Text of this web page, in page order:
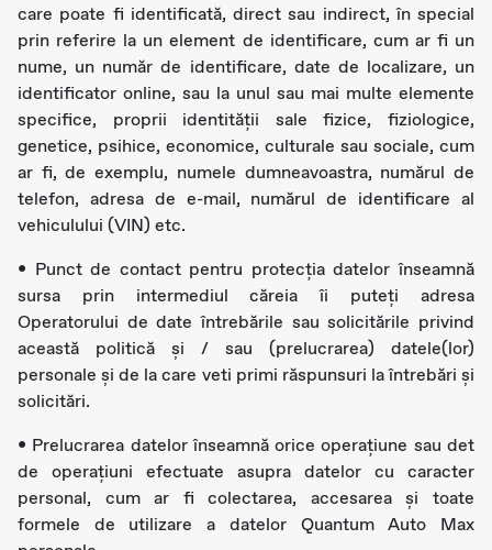
care poate fi identificată, direct sau indirect, în special
prin referire la un element de identificare, cum ar fi un
nume, un număr de identificare, date de localizare, un
identificator online, sau la unul sau mai multe elemente
specifice, proprii identităţii sale fizice, fiziologice,
genetice, psihice, economice, culturale sau sociale, cum
ar fi, de exemplu, numele dumneavoastra, numărul de
telefon, adresa de e-mail, numărul de identificare al
vehiculului (VIN) etc.
• Punct de contact pentru protecția datelor înseamnă
sursa prin intermediul căreia îi puteți adresa
Operatorului de date întrebările sau solicitările privind
această politică și / sau (prelucrarea) datele(lor)
personale și de la care veti primi răspunsuri la întrebări și
solicitări.
• Prelucrarea datelor înseamnă orice operațiune sau det
de operațiuni efectuate asupra datelor cu caracter
personal, cum ar fi colectarea, accesarea și toate
formele de utilizare a datelor Quantum Auto Max